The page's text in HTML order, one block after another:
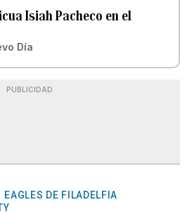
Isiah Pacheco en el
Día
PUBLICIDAD
EAGLES DE FILADELFIA